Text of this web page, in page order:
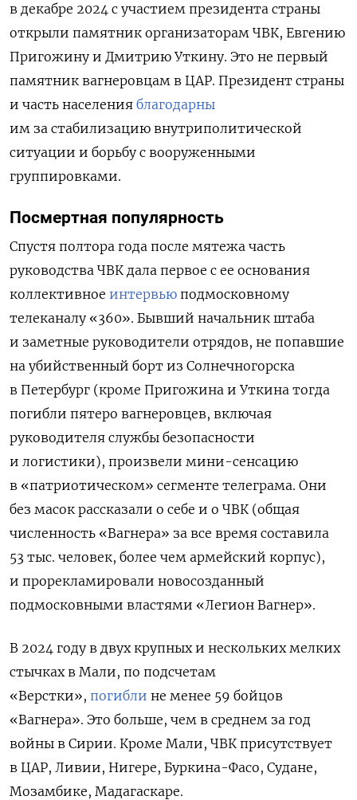
в декабре 2024 с участием президента страны
открыли памятник организаторам ЧВК, Евгению
Пригожину и Дмитрию Уткину. Это не первый
памятник вагнеровцам в ЦАР. Президент страны
и часть населения благодарны
им за стабилизацию внутриполитической
ситуации и борьбу с вооруженными
группировками.
Посмертная популярность
Спустя полтора года после мятежа часть
руководства ЧВК дала первое с ее основания
коллективное интервью подмосковному
телеканалу «360». Бывший начальник штаба
и заметные руководители отрядов, не попавшие
на убийственный борт из Солнечногорска
в Петербург (кроме Пригожина и Уткина тогда
погибли пятеро вагнеровцев, включая
руководителя службы безопасности
и логистики), произвели мини-сенсацию
в «патриотическом» сегменте телеграма. Они
без масок рассказали о себе и о ЧВК (общая
численность «Вагнера» за все время составила
53 тыс. человек, более чем армейский корпус),
и прорекламировали новосозданный
подмосковными властями «Легион Вагнер».
В 2024 году в двух крупных и нескольких мелких
стычках в Мали, по подсчетам
«Верстки», погибли не менее 59 бойцов
«Вагнера». Это больше, чем в среднем за год
войны в Сирии. Кроме Мали, ЧВК присутствует
в ЦАР, Ливии, Нигере, Буркина-Фасо, Судане,
Мозамбике, Мадагаскаре.